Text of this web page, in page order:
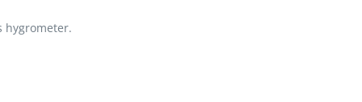
hygrometer.